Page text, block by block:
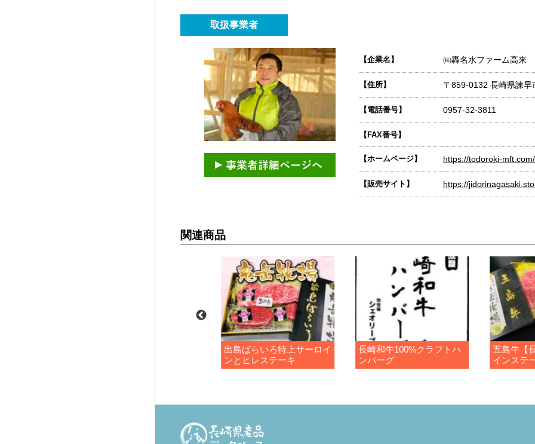
取扱事業者
【企業名】 ㈱轟名水ファーム高来
【住所】 〒859-0132 長崎県諫
【電話番号】 0957-32-3811
【FAX番号】
【ホームページ】 https://todoroki-mft.com/
【販売サイト】 https://
関連商品
出島ばらいろ特上サーロイ
ンとヒレステーキ
長崎和牛100%クラフトハ
ンバーグ
五島牛【
インステ